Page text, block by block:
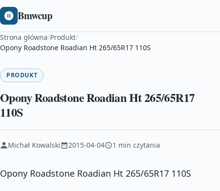
Bmwcup
Strona główna/Produkt/
Opony Roadstone Roadian Ht 265/65R17 110S
PRODUKT
Opony Roadstone Roadian Ht 265/65R17
110S
Michał Kowalski 2015-04-04 1 min czytania
Opony Roadstone Roadian Ht 265/65R17 110S